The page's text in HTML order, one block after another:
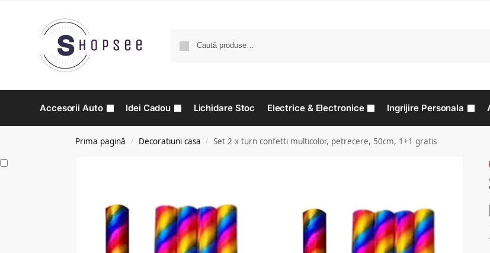
Accesorii Auto Idei Cadou Lichidare Stoc Electrice & Electronice Ingrijire Personala
Prima pagină / Decoratiuni casa / Set 2 x turn confetti multicolor, petrecere, 50cm, 1+1 gratis